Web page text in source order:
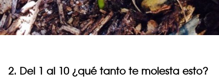
2. Del 1 al 10 ¿qué tanto te molesta esto?